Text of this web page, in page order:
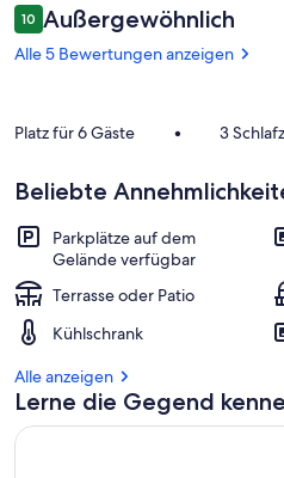
Bewertungen
1010 von 10.
Außergewöhnlich
Alle 5 Bewertungen anzeigen
Platz für 6 Gäste • 3
Beliebte
Parkplätze auf dem
Gelände verfügbar
Terrasse oder Patio
Kühlschrank
Alle anzeigen
Lerne die Gegend